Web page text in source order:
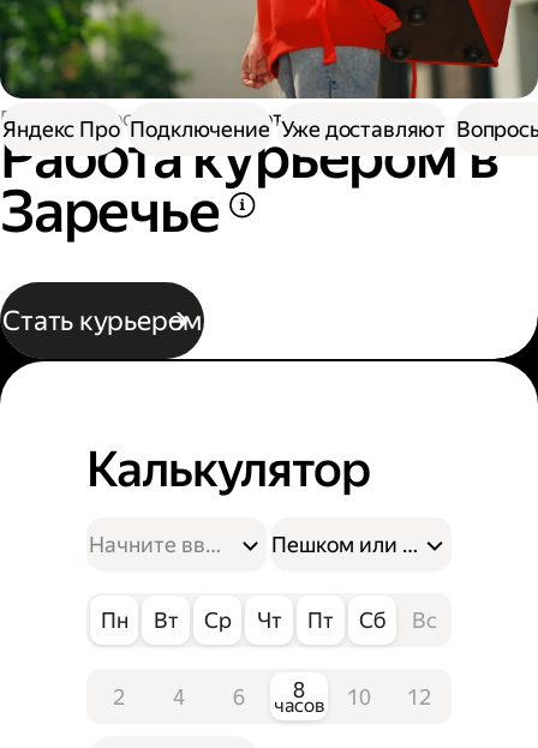
Работа в Доставке Работа курьером
Работа курьером в
Заречье
Стать курьером
Яндекс Про Подключение Уже доставляют
Калькулятор
Пешком или на
Пн Вт Ср Чт Пт Сб Вс
2 4 6 8
часов 10 12